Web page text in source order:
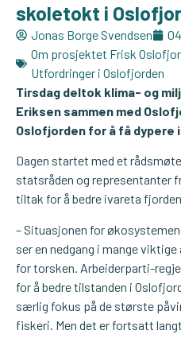
skoletokt i
Jonas Borge Svendsen
Om prosjektet Frisk
Utfordringer i Oslofjorden
Tirsdag deltok klima- og
Eriksen sammen med
Oslofjorden for å få
Dagen startet med et
statsråden og representanter
tiltak for å bedre ivareta
– Situasjonen for
ser en nedgang i mange
for torsken. Arbeiderparti-
for å bedre tilstanden i
særlig fokus på de største
fiskeri. Men det er fortsatt